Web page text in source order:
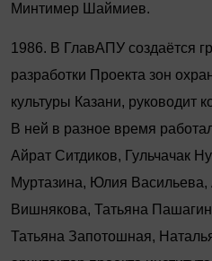
Минтимер Шаймиев.
1986. В ГлавАПУ создаётся
разработки Проекта зон
культуры Казани, руководит
В ней в разное время
Айрат Ситдиков, Гульчачак
Муртазина, Юлия
Вишнякова, Татьяна
Татьяна Запотошная,